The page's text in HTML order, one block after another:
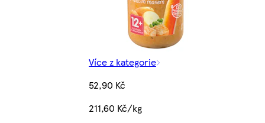
Více z kategorie
52,90 Kč
211,60 Kč/kg